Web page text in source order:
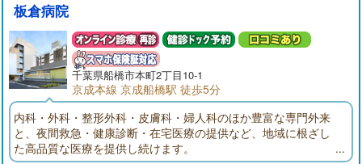
板倉病院
千葉県船橋市本町2丁目10-1
京成本線 京成船橋駅 徒歩5分
内科・外科・整形外科・皮膚科・婦人科のほか豊富な専門外来
と、夜間救急・健康診断・在宅医療の提供など、地域に根ざし
た高品質な医療を提供し続けます。